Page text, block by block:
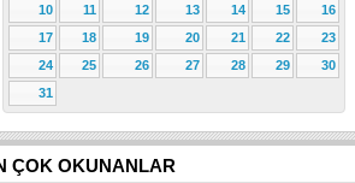
10
11 12 13 14 15
16
17
18 19 20 21 22
23
24
25 26 27 28 29
30
31
ÇOK OKUNANLAR